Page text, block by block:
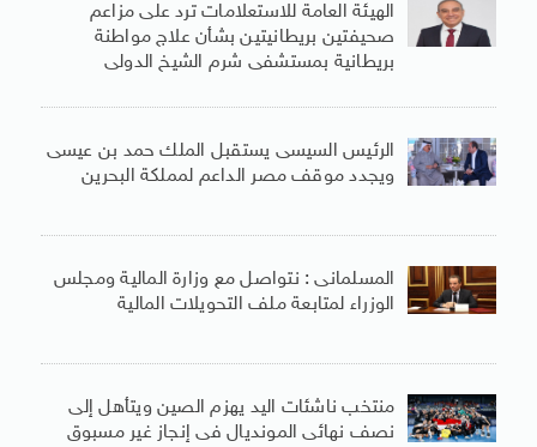
الهيئة العامة للاستعلامات ترد على مزاعم
صحيفتين بريطانيتين بشأن علاج مواطنة
بريطانية بمستشفى شرم الشيخ الدولى
الرئيس السيسى يستقبل الملك حمد بن عيسى
ويجدد موقف مصر الداعم لمملكة البحرين
المسلمانى : نتواصل مع وزارة المالية ومجلس
الوزراء لمتابعة ملف التحويلات المالية
منتخب ناشئات اليد يهزم الصين ويتأهل إلى
نصف نهائى المونديال فى إنجاز غير مسبوق